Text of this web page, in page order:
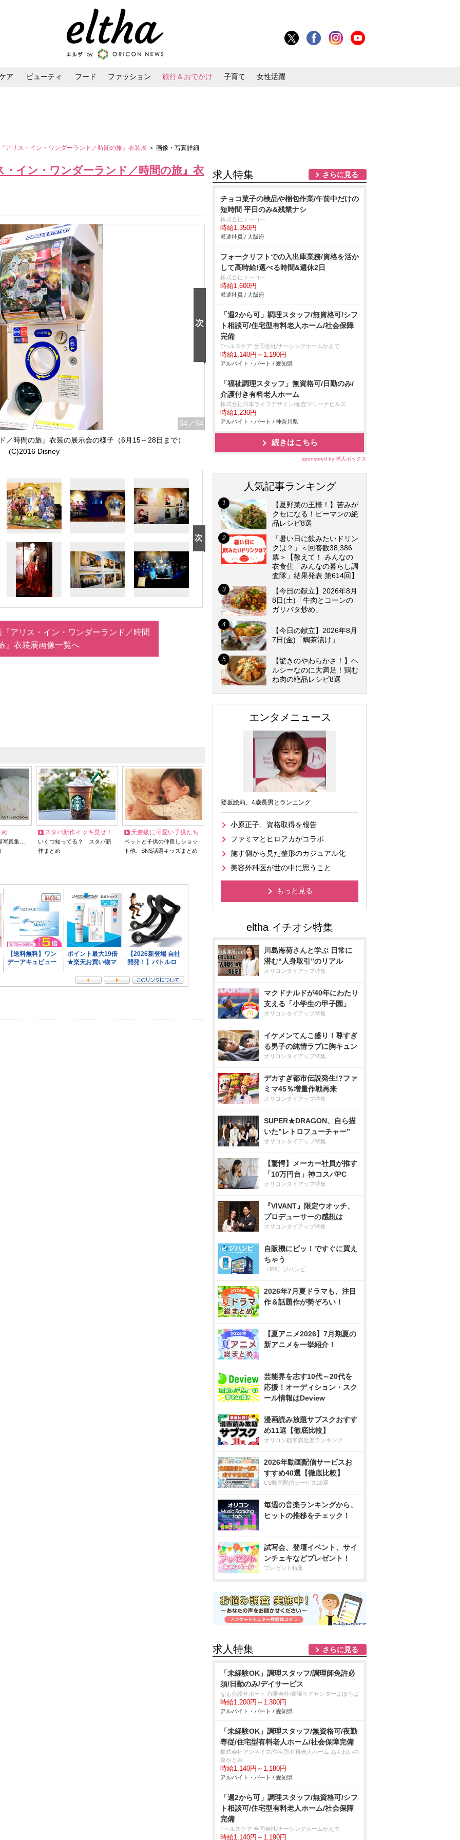
ア ビューティ フード ファッション 旅行＆おでかけ 子育て 女性活躍
リス・イン・ワンダーランド／時間の旅』衣装展 ＞ 画像・写真詳細
イン・ワンダーランド／時間の旅』衣
54 ／54
／時間の旅』衣装の展示会の様子（6月15～28日まで）
(C)2016 Disney
アリス・イン・ワンダーランド／時間
』衣装展画像一覧へ
め
写真集…
スタバ新作イッキ見せ！
いくつ知ってる？ スタバ新
作まとめ
天使級に可愛い子供たち
ペットと子供の仲良しショッ
ト他、SNS話題キッズまとめ
求人特集 さらに見る
チョコ菓子の検品や梱包作業/午前中だけの
短時間 平日のみ&残業ナシ
株式会社トーコー
時給1,350円
派遣社員 / 大阪府
フォークリフトでの入出庫業務/資格を活か
して高時給!選べる時間&週休2日
株式会社トーコー
時給1,600円
派遣社員 / 大阪府
「週2から可」調理スタッフ/無資格可/シフ
ト相談可/住宅型有料老人ホーム/社会保障
完備
Tヘルスケア 合同会社/ナーシングホームかえで
時給1,140円～1,190円
アルバイト・パート / 愛知県
「福祉調理スタッフ」無資格可/日勤のみ/
介護付き有料老人ホーム
株式会社日本ライフデザイン/油壺マリーナヒルズ
時給1,230円
アルバイト・パート / 神奈川県
続きはこちら
sponsored by 求人ボックス
人気記事ランキング
【夏野菜の王様！】苦みが
クセになる！ピーマンの絶
品レシピ8選
「暑い日に飲みたいドリン
クは？」＜回答数38,386
票＞【教えて！ みんなの
衣食住「みんなの暮らし調
査隊」結果発表 第614回】
【今日の献立】2026年8月
8日(土)「牛肉とコーンの
ガリバタ炒め」
【今日の献立】2026年8月
7日(金)「鯛茶漬け」
【驚きのやわらかさ！】ヘ
ルシーなのに大満足！鶏む
ね肉の絶品レシピ8選
エンタメニュース
登坂絵莉、4歳長男とランニング
小原正子、資格取得を報告
ファミマとヒロアカがコラボ
施す側から見た整形のカジュアル化
美容外科医が世の中に思うこと
もっと見る
川島海荷さんと学ぶ 日常に
潜む“人身取引”のリアル
オリコンタイアップ特集
マクドナルドが40年にわたり
支える「小学生の甲子園」
オリコンタイアップ特集
イケメンてんこ盛り！尊すぎ
る男子の純情ラブに胸キュン
オリコンタイアップ特集
デカすぎ都市伝説発生!?ファ
ミマ45％増量作戦再来
オリコンタイアップ特集
SUPER★DRAGON、自ら描
いた”レトロフューチャー”
オリコンタイアップ特集
【驚愕】メーカー社員が推す
「10万円台」神コスパPC
オリコンタイアップ特集
『VIVANT』限定ウオッチ、
プロデューサーの感想は
オリコンタイアップ特集
自販機にピッ！ですぐに買え
ちゃう
（PR）ジハンピ
2026年7月夏ドラマも、注目
作＆話題作が勢ぞろい！
【夏アニメ2026】7月期夏の
新アニメを一挙紹介！
芸能界を志す10代～20代を
応援！オーディション・スク
ール情報はDeview
漫画読み放題サブスクおすす
め11選【徹底比較】
オリコン顧客満足度ランキング
2026年動画配信サービスお
すすめ40選【徹底比較】
CS動画配信サービス20選
毎週の音楽ランキングから、
ヒットの推移をチェック！
試写会、登壇イベント、サイ
ンチェキなどプレゼント！
プレゼント特集
求人特集 さらに見る
「未経験OK」調理スタッフ/調理師免許必
須/日勤のみ/デイサービス
なも介護サポート 有限会社/青塚ケアセンターまほろば
時給1,200円～1,300円
アルバイト・パート / 愛知県
「未経験OK」調理スタッフ/無資格可/夜勤
専従/住宅型有料老人ホーム/社会保障完備
株式会社アンネイズ/住宅型有料老人ホーム あんねいの
家やとみ
時給1,140円～1,180円
アルバイト・パート / 愛知県
「週2から可」調理スタッフ/無資格可/シフ
ト相談可/住宅型有料老人ホーム/社会保障
完備
Tヘルスケア 合同会社/ナーシングホームかえで
時給1,140円～1,190円